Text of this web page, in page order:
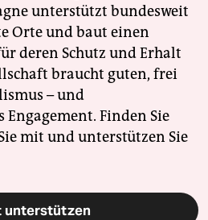
unterstützt bundesweit
Orte und baut einen
deren Schutz und Erhalt
braucht guten, frei
– und
Finden Sie
mit und unterstützen Sie